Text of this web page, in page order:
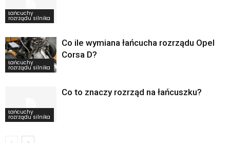
Łańcuchy
rozrządu silnika
Łańcuchy
rozrządu silnika
Co ile wymiana łańcucha rozrządu Opel
Corsa D?
Łańcuchy
rozrządu silnika
Co to znaczy rozrząd na łańcuszku?